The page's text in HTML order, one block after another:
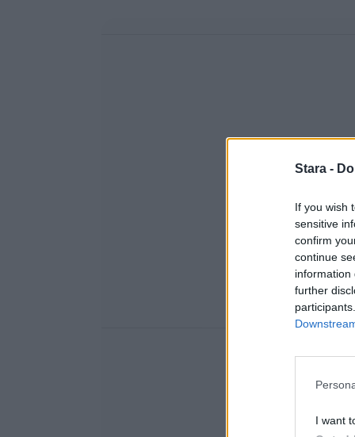
Stara -
If you wish
sensitive
confirm
continue
information
further
I want